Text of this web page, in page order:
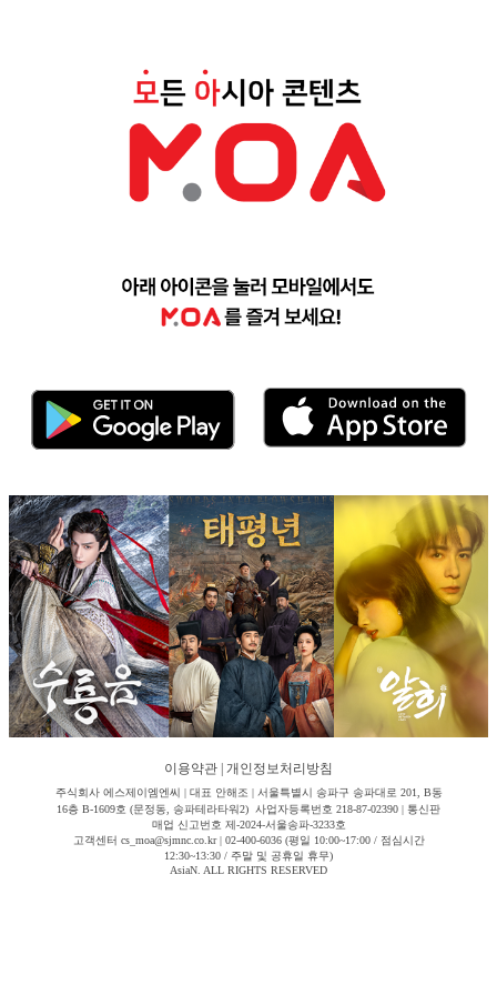
이용약관 개인정보처리방침
주식회사 에스제이엠엔씨 | 대표 안해조 | 서울특별시 송파구 송파대로 201, B동
16층 B-1609호 (문정동, 송파테라타워2) 사업자등록번호 218-87-02390 | 통신판
매업 신고번호 제-2024-서울송파-3233호
고객센터 cs_moa@sjmnc.co.kr | 02-400-6036 (평일 10:00~17:00 / 점심시간
12:30~13:30 / 주말 및 공휴일 휴무)
AsiaN. ALL RIGHTS RESERVED